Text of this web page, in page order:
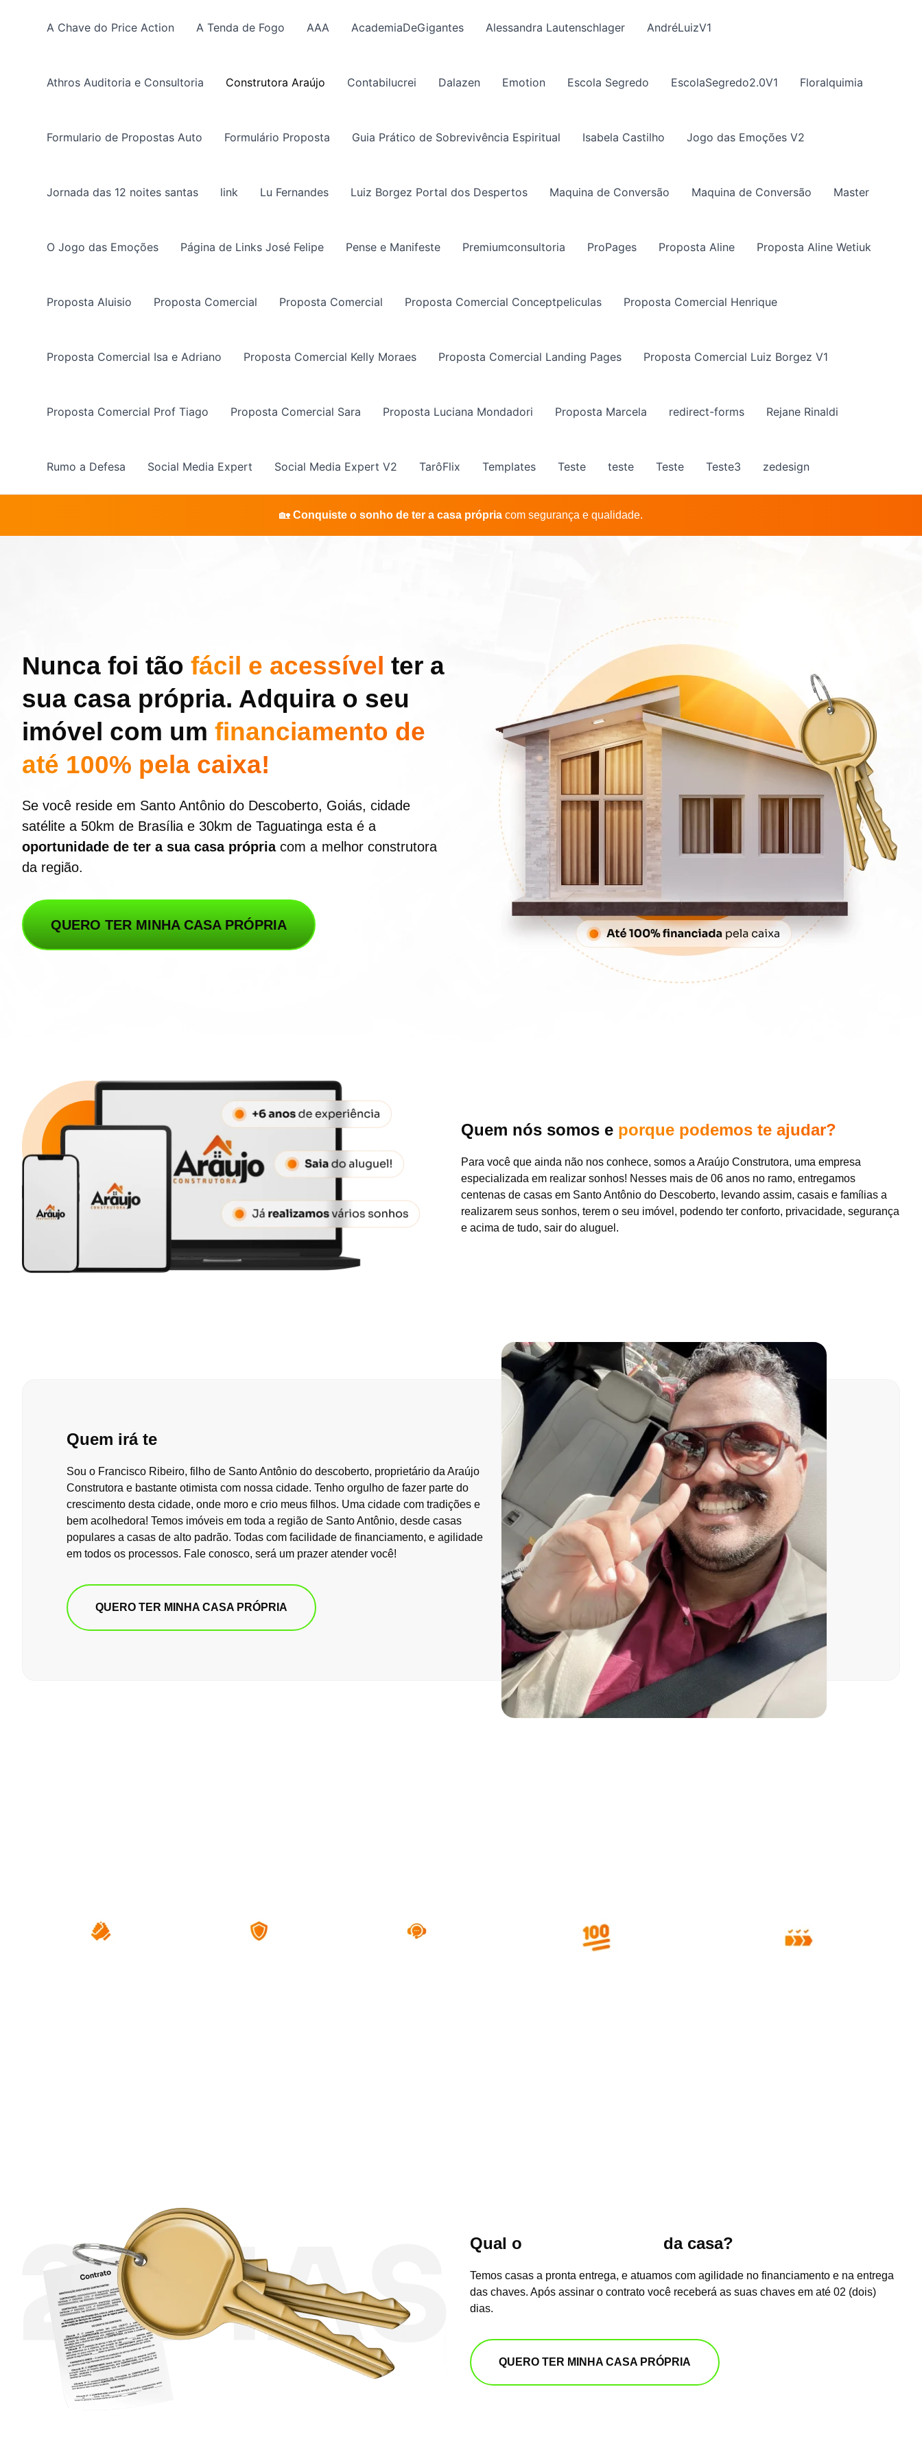
A Chave do Price Action A Tenda de Fogo AAA AcademiaDeGigantes Alessandra Lautenschlager AndréLuizV1
Athros Auditoria e Consultoria Construtora Araújo Contabilucrei Dalazen Emotion Escola Segredo EscolaSegredo2.0V1 Floralquimia
Formulario de Propostas Auto Formulário Proposta Guia Prático de Sobrevivência Espiritual Isabela Castilho Jogo das Emoções V2
Jornada das 12 noites santas link Lu Fernandes Luiz Borgez Portal dos Despertos Maquina de Conversão Maquina de Conversão Master
O Jogo das Emoções Página de Links José Felipe Pense e Manifeste Premiumconsultoria ProPages Proposta Aline Proposta Aline Wetiuk
Proposta Aluisio Proposta Comercial Proposta Comercial Proposta Comercial Conceptpeliculas Proposta Comercial Henrique
Proposta Comercial Isa e Adriano Proposta Comercial Kelly Moraes Proposta Comercial Landing Pages Proposta Comercial Luiz Borgez V1
Proposta Comercial Prof Tiago Proposta Comercial Sara Proposta Luciana Mondadori Proposta Marcela redirect-forms Rejane Rinaldi
Rumo a Defesa Social Media Expert Social Media Expert V2 TarôFlix Templates Teste teste Teste Teste3 zedesign
🏡 Conquiste o sonho de ter a casa própria com segurança e qualidade.
Nunca foi tão fácil e acessível ter a
sua casa própria. Adquira o seu
imóvel com um financiamento de
até 100% pela caixa!
Se você reside em Santo Antônio do Descoberto, Goiás, cidade
satélite a 50km de Brasília e 30km de Taguatinga esta é a
oportunidade de ter a sua casa própriacom a melhor construtora
da região.
QUERO TER MINHA CASA PRÓPRIA
Quem nós somos e porque podemos te ajudar?
Para você que ainda não nos conhece, somos a Araújo Construtora, uma empresa
especializada em realizar sonhos! Nesses mais de 06 anos no ramo, entregamos
centenas de casas em Santo Antônio do Descoberto, levando assim, casais e famílias a
realizarem seus sonhos, terem o seu imóvel, podendo ter conforto, privacidade, segurança
e acima de tudo, sair do aluguel.
Quem irá te
Sou o Francisco Ribeiro, filho de Santo Antônio do descoberto, proprietário da Araújo
Construtora e bastante otimista com nossa cidade. Tenho orgulho de fazer parte do
crescimento desta cidade, onde moro e crio meus filhos. Uma cidade com tradições e
bem acolhedora! Temos imóveis em toda a região de Santo Antônio, desde casas
populares a casas de alto padrão. Todas com facilidade de financiamento, e agilidade
em todos os processos. Fale conosco, será um prazer atender você!
QUERO TER MINHA CASA PRÓPRIA
Qual o da casa?
Temos casas a pronta entrega, e atuamos com agilidade no financiamento e na entrega
das chaves. Após assinar o contrato você receberá as suas chaves em até 02 (dois)
dias.
QUERO TER MINHA CASA PRÓPRIA